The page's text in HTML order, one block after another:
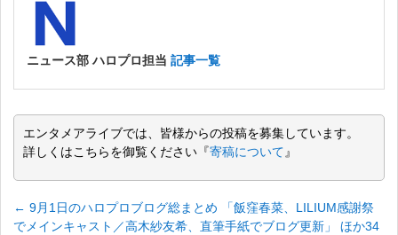
ニュース部 ハロプロ担当 記事一覧
エンタメアライブでは、皆様からの投稿を募集しています。
詳しくはこちらを御覧ください『寄稿について』
← 9月1日のハロプロブログ総まとめ 「飯窪春菜、LILIUM感謝祭
でメインキャスト／高木紗友希、直筆手紙でブログ更新」 ほか34